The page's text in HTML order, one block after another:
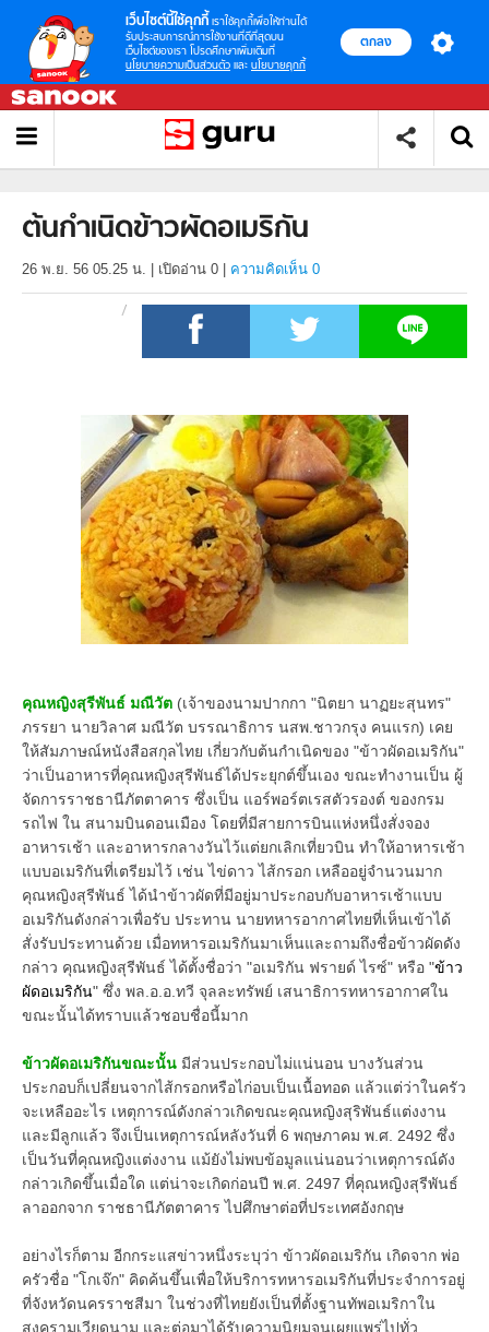
เว็บไซต์นี้ใช้คุกกี้ เราใช้คุกกี้เพื่อให้ท่านได้
รับประสบการณ์การใช้งานที่ดีที่สุดบน
เว็บไซต์ของเรา โปรดศึกษาเพิ่มเติมที่
นโยบายความเป็นส่วนตัว และ นโยบายคุกกี้
ตกลง
ต้นกำเนิดข้าวผัดอเมริกัน
26 พ.ย. 56 05.25 น. เปิดอ่าน 0 ความคิดเห็น 0
คุณหญิงสุรีพันธ์ มณีวัต (เจ้าของนามปากกา "นิตยา นาฏยะสุนทร"
ภรรยา นายวิลาศ มณีวัต บรรณาธิการ นสพ.ชาวกรุง คนแรก) เคย
ให้สัมภาษณ์หนังสือสกุลไทย เกี่ยวกับต้นกำเนิดของ "ข้าวผัดอเมริกัน"
ว่าเป็นอาหารที่คุณหญิงสุรีพันธ์ได้ประยุกต์ขึ้นเอง ขณะทำงานเป็น ผู้
จัดการราชธานีภัตตาคาร ซึ่งเป็น แอร์พอร์ตเรสตัวรองต์ ของกรม
รถไฟ ใน สนามบินดอนเมือง โดยที่มีสายการบินแห่งหนึ่งสั่งจอง
อาหารเช้า และอาหารกลางวันไว้แต่ยกเลิกเที่ยวบิน ทำให้อาหารเช้า
แบบอเมริกันที่เตรียมไว้ เช่น ไข่ดาว ไส้กรอก เหลืออยู่จำนวนมาก
คุณหญิงสุรีพันธ์ ได้นำข้าวผัดที่มีอยู่มาประกอบกับอาหารเช้าแบบ
อเมริกันดังกล่าวเพื่อรับ ประทาน นายทหารอากาศไทยที่เห็นเข้าได้
สั่งรับประทานด้วย เมื่อทหารอเมริกันมาเห็นและถามถึงชื่อข้าวผัดดัง
กล่าว คุณหญิงสุรีพันธ์ ได้ตั้งชื่อว่า "อเมริกัน ฟรายด์ ไรซ์" หรือ "ข้าว
ผัดอเมริกัน" ซึ่ง พล.อ.อ.ทวี จุลละทรัพย์ เสนาธิการทหารอากาศใน
ขณะนั้นได้ทราบแล้วชอบชื่อนี้มาก
ข้าวผัดอเมริกันขณะนั้น มีส่วนประกอบไม่แน่นอน บางวันส่วน
ประกอบก็เปลี่ยนจากไส้กรอกหรือไก่อบเป็นเนื้อทอด แล้วแต่ว่าในครัว
จะเหลืออะไร เหตุการณ์ดังกล่าวเกิดขณะคุณหญิงสุริพันธ์แต่งงาน
และมีลูกแล้ว จึงเป็นเหตุการณ์หลังวันที่ 6 พฤษภาคม พ.ศ. 2492 ซึ่ง
เป็นวันที่คุณหญิงแต่งงาน แม้ยังไม่พบข้อมูลแน่นอนว่าเหตุการณ์ดัง
กล่าวเกิดขึ้นเมื่อใด แต่น่าจะเกิดก่อนปี พ.ศ. 2497 ที่คุณหญิงสุรีพันธ์
ลาออกจาก ราชธานีภัตตาคาร ไปศึกษาต่อที่ประเทศอังกฤษ
อย่างไรก็ตาม อีกกระแสข่าวหนึ่งระบุว่า ข้าวผัดอเมริกัน เกิดจาก พ่อ
ครัวชื่อ "โกเจ๊ก" คิดค้นขึ้นเพื่อให้บริการทหารอเมริกันที่ประจำการอยู่
ที่จังหวัดนครราชสีมา ในช่วงที่ไทยยังเป็นที่ตั้งฐานทัพอเมริกาใน
สงครามเวียดนาม และต่อมาได้รับความนิยมจนเผยแพร่ไปทั่ว